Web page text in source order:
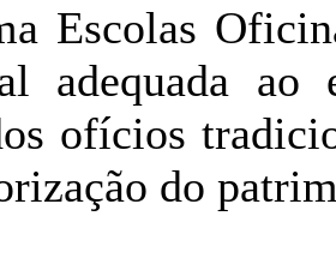
Escolas
adequada
ofícios
do